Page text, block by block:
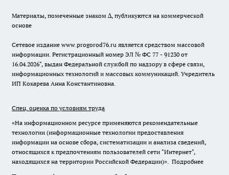
Материалы, помеченные знаком ∆, публикуются на коммерческой
основе
Сетевое издание www.progorod76.ru является средством массовой
информации. Регистрационный номер ЭЛ № ФС 77 - 91230 от
16.04.2026", выдан Федеральной службой по надзору в сфере связи,
информационных технологий и массовых коммуникаций. Учредитель
ИП Кокарева Анна Константиновна.
Спец. оценка по условиям труда
«На информационном ресурсе применяются рекомендательные
технологии (информационные технологии предоставления
информации на основе сбора, систематизации и анализа сведений,
относящихся к предпочтениям пользователей сети "Интернет",
находящихся на территории Российской Федерации)». Подробнее